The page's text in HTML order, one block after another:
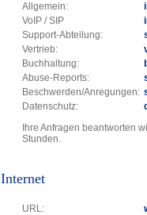
Allgemein:
VoIP / SIP
Support-Abteilung:
Vertrieb:
Buchhaltung:
Abuse-Reports:
Beschwerden/Anregungen:
Datenschutz:
Ihre Anfragen beantworten
Stunden.
Internet
URL: